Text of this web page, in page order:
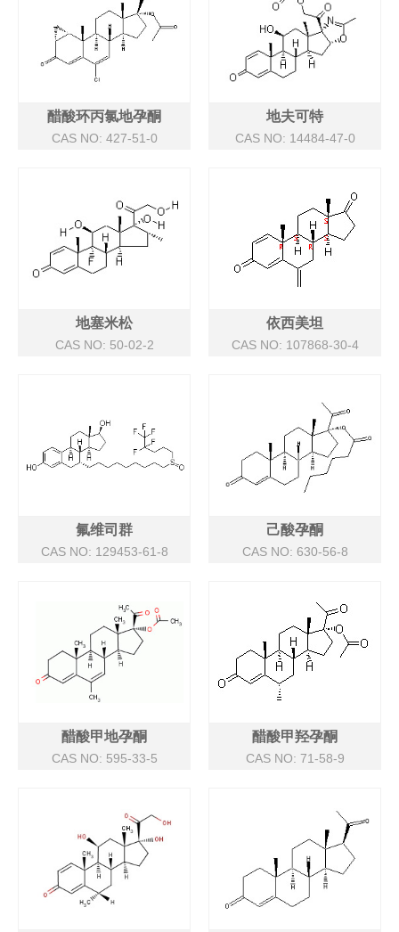
醋酸环丙氯地孕酮
CAS NO: 427-51-0
地夫可特
CAS NO: 14484-47-0
地塞米松
CAS NO: 50-02-2
依西美坦
CAS NO: 107868-30-4
氟维司群
CAS NO: 129453-61-8
己酸孕酮
CAS NO: 630-56-8
醋酸甲地孕酮
CAS NO: 595-33-5
醋酸甲羟孕酮
CAS NO: 71-58-9